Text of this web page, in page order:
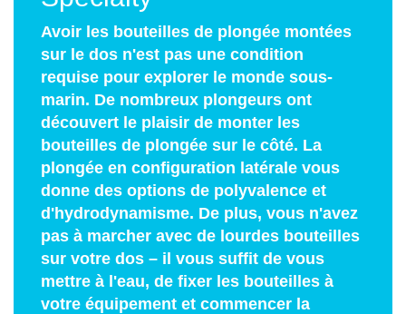
Avoir les bouteilles de plongée montées
sur le dos n'est pas une condition
requise pour explorer le monde sous-
marin. De nombreux plongeurs ont
découvert le plaisir de monter les
bouteilles de plongée sur le côté. La
plongée en configuration latérale vous
donne des options de polyvalence et
d'hydrodynamisme. De plus, vous n'avez
pas à marcher avec de lourdes bouteilles
sur votre dos – il vous suffit de vous
mettre à l'eau, de fixer les bouteilles à
votre équipement et commencer la